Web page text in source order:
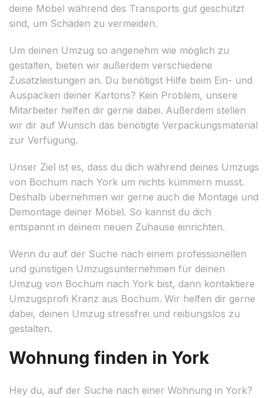
deine Möbel während des Transports gut geschützt
sind, um Schäden zu vermeiden.
Um deinen Umzug so angenehm wie möglich zu
gestalten, bieten wir außerdem verschiedene
Zusatzleistungen an. Du benötigst Hilfe beim Ein- und
Auspacken deiner Kartons? Kein Problem, unsere
Mitarbeiter helfen dir gerne dabei. Außerdem stellen
wir dir auf Wunsch das benötigte Verpackungsmaterial
zur Verfügung.
Unser Ziel ist es, dass du dich während deines Umzugs
von Bochum nach York um nichts kümmern musst.
Deshalb übernehmen wir gerne auch die Montage und
Demontage deiner Möbel. So kannst du dich
entspannt in deinem neuen Zuhause einrichten.
Wenn du auf der Suche nach einem professionellen
und günstigen Umzugsunternehmen für deinen
Umzug von Bochum nach York bist, dann kontaktiere
Umzugsprofi Kranz aus Bochum. Wir helfen dir gerne
dabei, deinen Umzug stressfrei und reibungslos zu
gestalten.
Wohnung finden in York
Hey du, auf der Suche nach einer Wohnung in York?